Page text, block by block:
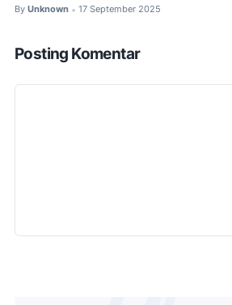
By Unknown • 17 September 2025
Posting Komentar